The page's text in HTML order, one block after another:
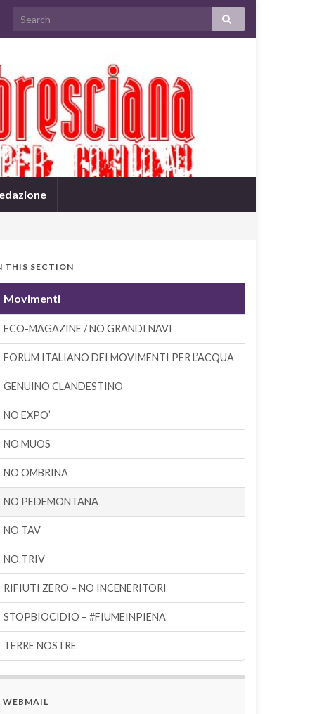
THIS SECTION
Movimenti
ECO-MAGAZINE / NO GRANDI NAVI
FORUM ITALIANO DEI MOVIMENTI PER L’ACQUA
GENUINO CLANDESTINO
NO EXPO’
NO MUOS
NO OMBRINA
NO PEDEMONTANA
NO TAV
NO TRIV
RIFIUTI ZERO – NO INCENERITORI
STOPBIOCIDIO – #FIUMEINPIENA
TERRE NOSTRE
WEBMAIL